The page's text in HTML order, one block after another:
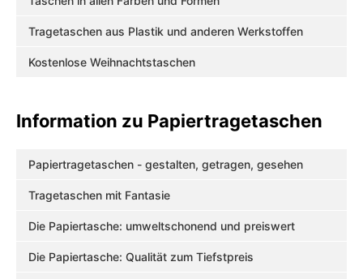
Tragetaschen aus Plastik und anderen Werkstoffen
Kostenlose Weihnachtstaschen
Information zu Papiertragetaschen
Papiertragetaschen - gestalten, getragen, gesehen
Tragetaschen mit Fantasie
Die Papiertasche: umweltschonend und preiswert
Die Papiertasche: Qualität zum Tiefstpreis